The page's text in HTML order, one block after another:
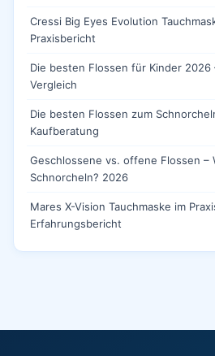
Cressi Big Eyes Evolution
Praxisbericht
Die besten Flossen für Kinder 2026
Vergleich
Die besten Flossen zum
Kaufberatung
Geschlossene vs. offene Flossen –
Schnorcheln? 2026
Mares X-Vision Tauchmaske im
Erfahrungsbericht